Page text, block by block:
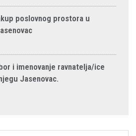
poslovnog prostora u
i imenovanje ravnatelja/ice
Jasenovac.